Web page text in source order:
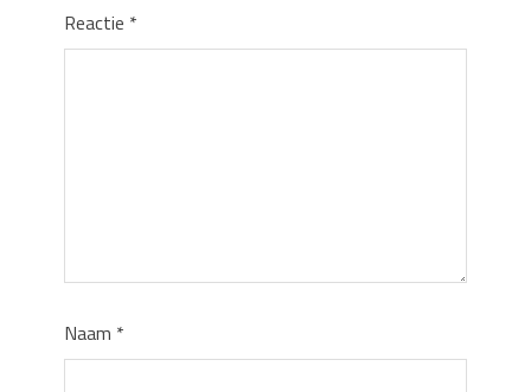
Reactie *
Naam *